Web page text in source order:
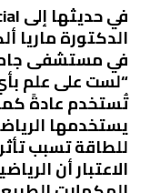
الدكتورة ماريا
في مستشفى
“لست على علم
تُستخدم عادةً
يستخدمها
للطاقة تسبب
الاعتبار أن